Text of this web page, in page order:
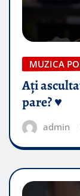
MUZICA
Ați
pare? ♥️
admin